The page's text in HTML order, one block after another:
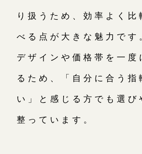
り扱うため、効率よく比
べる点が大きな魅力です
デザインや価格帯を一度
るため、「自分に合う指
い」と感じる方でも選び
整っています。